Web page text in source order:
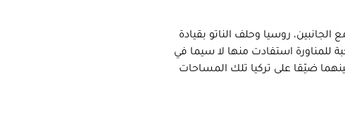
روسيا وحلف الناتو بقيادة
للمناورة استفادت منها لا سيما في
ضيّقا على تركيا تلك المساحات